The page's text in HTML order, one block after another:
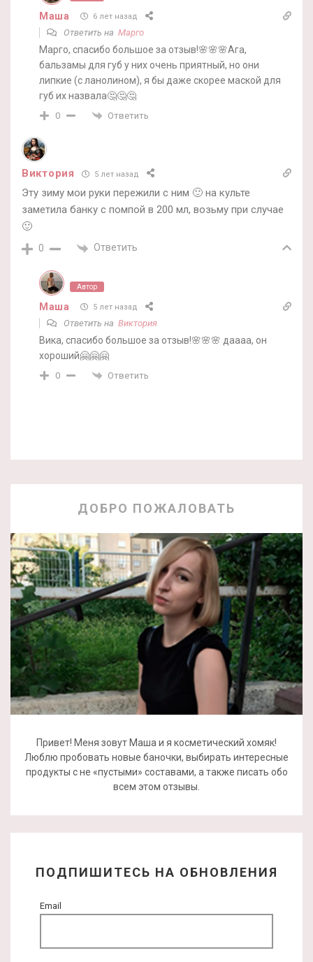
Маша 6 лет назад
Ответить на Марго
Марго, спасибо большое за отзыв!🌸🌸🌸Ага,
бальзамы для губ у них очень приятный, но они
липкие (с ланолином), я бы даже скорее маской для
губ их назвала🤔🤔🤔
0 Ответить
Виктория 5 лет назад
Эту зиму мои руки пережили с ним 🙂 на культе
заметила банку с помпой в 200 мл, возьму при случае
🙂
0 Ответить
Автор
Маша 5 лет назад
Ответить на Виктория
Вика, спасибо большое за отзыв!🌸🌸🌸 даааа, он
хороший🤗🤗🤗
0 Ответить
ДОБРО ПОЖАЛОВАТЬ
Привет! Меня зовут Маша и я косметический хомяк!
Люблю пробовать новые баночки, выбирать интересные
продукты с не «пустыми» составами, а также писать обо
всем этом отзывы.
ПОДПИШИТЕСЬ НА ОБНОВЛЕНИЯ
Email